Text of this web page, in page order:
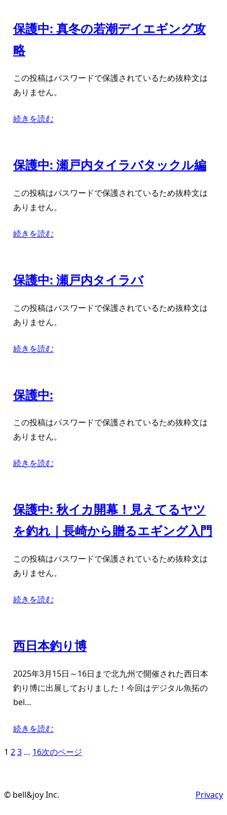
保護中: 真冬の若潮デイエギング攻
略
この投稿はパスワードで保護されているため抜粋文は
ありません。
続きを読む
保護中: 瀬戸内タイラバタックル編
この投稿はパスワードで保護されているため抜粋文は
ありません。
続きを読む
保護中: 瀬戸内タイラバ
この投稿はパスワードで保護されているため抜粋文は
ありません。
続きを読む
保護中:
この投稿はパスワードで保護されているため抜粋文は
ありません。
続きを読む
保護中: 秋イカ開幕！見えてるヤツ
を釣れ｜長崎から贈るエギング入門
この投稿はパスワードで保護されているため抜粋文は
ありません。
続きを読む
西日本釣り博
2025年3月15日～16日まで北九州で開催された西日本
釣り博に出展しておりました！今回はデジタル魚拓の
bel…
続きを読む
1 23 … 16次のページ
© bell&joy Inc. Privacy